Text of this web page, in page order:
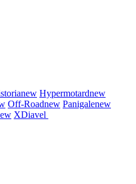
new Hypermotardnew
Off-Roadnew Panigalenew
XDiavel